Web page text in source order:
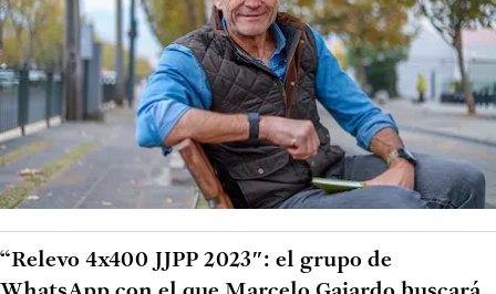
“Relevo 4x400 JJPP 2023″: el grupo de